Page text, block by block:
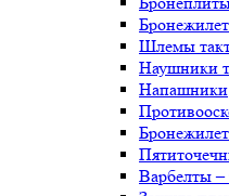
Шлемы
Наушники
Напашники
Варбелты –